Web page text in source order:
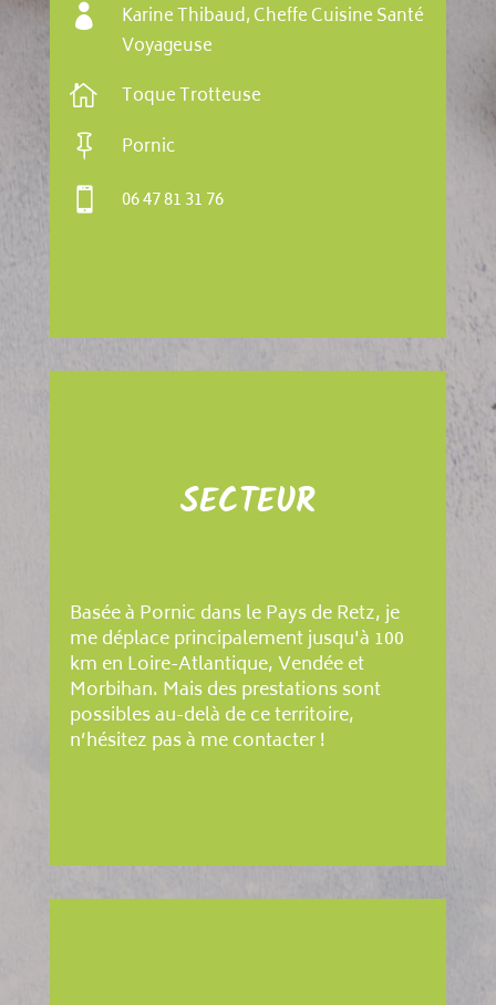

Karine Thibaud, Cheffe Cuisine Santé
Voyageuse
 Toque Trotteuse
 Pornic
 06 47 81 31 76
SECTEUR
Basée à Pornic dans le Pays de Retz, je
me déplace principalement jusqu'à 100
km en Loire-Atlantique, Vendée et
Morbihan. Mais des prestations sont
possibles au-delà de ce territoire,
n’hésitez pas à me contacter !